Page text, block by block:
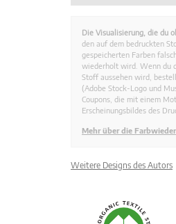
Die Visualisierung, die du
den auf dem bedruckten
gespeicherten Farben
wiederholt wird. Wenn du
Stoff aussehen wird,
(Adobe Stock-Logo und
Coupons, die mit einem
Erscheinungsbildes des
Mehr über die
Weitere Designs des Autors